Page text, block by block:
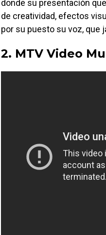
donde su presentación
de creatividad, efectos
por su puesto su voz, que
2. MTV Video